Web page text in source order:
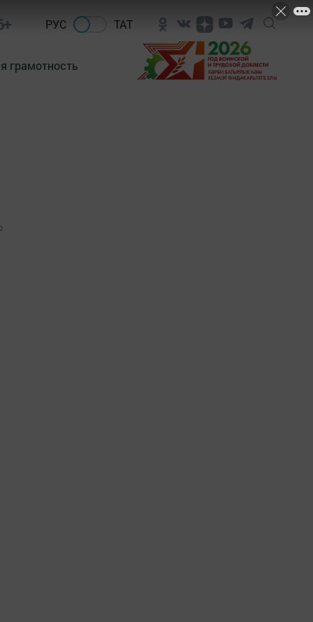
РУС ТАТ
грамотность